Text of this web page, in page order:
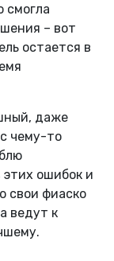
смогла
– вот
остается в
даже
чему-то
этих ошибок и
свои фиаско
ведут к